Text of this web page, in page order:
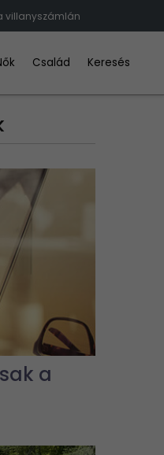
villanyszámlán
Család Keresés
a